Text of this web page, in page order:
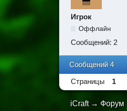
Игрок
Оффлайн
Сообщений: 2
Сообщений 4
Страницы 1
iCraft → Форум